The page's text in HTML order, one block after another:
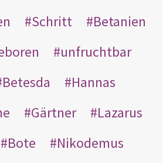
Schritt
Betanien
unfruchtbar
Betesda
Hannas
Gärtner
Lazarus
Bote
Nikodemus